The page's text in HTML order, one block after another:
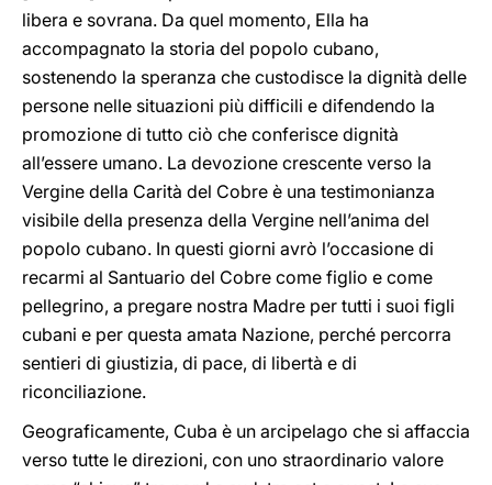
libera e sovrana. Da quel momento, Ella ha
accompagnato la storia del popolo cubano,
sostenendo la speranza che custodisce la dignità delle
persone nelle situazioni più difficili e difendendo la
promozione di tutto ciò che conferisce dignità
all’essere umano. La devozione crescente verso la
Vergine della Carità del Cobre è una testimonianza
visibile della presenza della Vergine nell’anima del
popolo cubano. In questi giorni avrò l’occasione di
recarmi al Santuario del Cobre come figlio e come
pellegrino, a pregare nostra Madre per tutti i suoi figli
cubani e per questa amata Nazione, perché percorra
sentieri di giustizia, di pace, di libertà e di
riconciliazione.
Geograficamente, Cuba è un arcipelago che si affaccia
verso tutte le direzioni, con uno straordinario valore